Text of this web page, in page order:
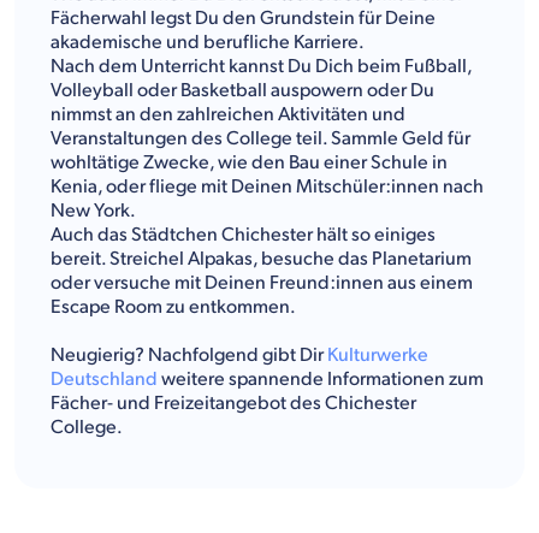
Fächerwahl legst Du den Grundstein für Deine
akademische und berufliche Karriere.
Nach dem Unterricht kannst Du Dich beim Fußball,
Volleyball oder Basketball auspowern oder Du
nimmst an den zahlreichen Aktivitäten und
Veranstaltungen des College teil. Sammle Geld für
wohltätige Zwecke, wie den Bau einer Schule in
Kenia, oder fliege mit Deinen Mitschüler:innen nach
New York.
Auch das Städtchen Chichester hält so einiges
bereit. Streichel Alpakas, besuche das Planetarium
oder versuche mit Deinen Freund:innen aus einem
Escape Room zu entkommen.
Neugierig? Nachfolgend gibt DirKulturwerke
Deutschland weitere spannende Informationen zum
Fächer- und Freizeitangebot des Chichester
College.